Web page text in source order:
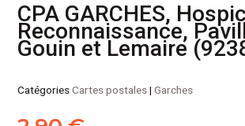
CPA GARCHES,
Reconnaissance,
Gouin et Lemaire
CatégoriesCartes postales|Garches